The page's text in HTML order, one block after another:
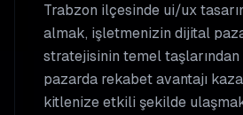
Trabzon ilçesinde ui/ux
almak, işletmenizin dijital
stratejisinin temel
pazarda rekabet avantajı
kitlenize etkili şekilde